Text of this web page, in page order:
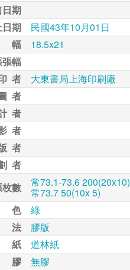
期
期
民國43年10月01日
幅
18.5x21
幅
者
大東書局上海印刷廠
者
者
者
者
者
數
常73.1-73.6 200(20x10)
常73.7 50(10x 5)
色
綠
法
膠版
紙
道林紙
膠
無膠